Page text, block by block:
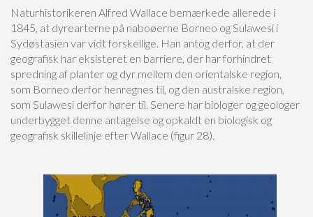
Naturhistorikeren Alfred Wallace bemærkede allerede i
1845, at dyrearterne på naboøerne Borneo og Sulawesi i
Sydøstasien var vidt forskellige. Han antog derfor, at der
geografisk har eksisteret en barriere, der har forhindret
spredning af planter og dyr mellem den orientalske region,
som Borneo derfor henregnes til, og den australske region,
som Sulawesi derfor hører til. Senere har biologer og geologer
underbygget denne antagelse og opkaldt en biologisk og
geografisk skillelinje efter Wallace (figur 28).